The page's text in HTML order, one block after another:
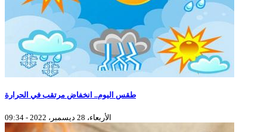
طقس اليوم.. انخفاض مرتقب في الحرارة
الأربعاء، 28 ديسمبر، 2022 - 09:34